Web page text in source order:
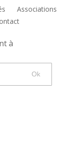
Associations
à
Ok